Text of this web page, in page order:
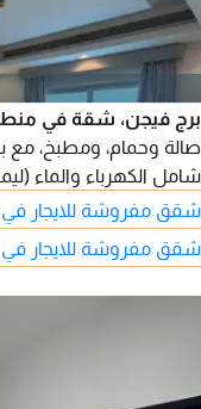
برج فيجن، شقة في
شامل الكهرباء والماء (ليمت 20 دينار)
شقق مفروشة للايجار
شقق مفروشة للايجار